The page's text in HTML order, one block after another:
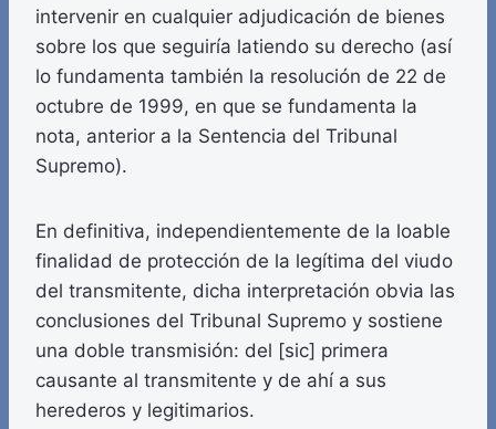
intervenir en cualquier adjudicación de bienes
sobre los que seguiría latiendo su derecho (así
lo fundamenta también la resolución de 22 de
octubre de 1999, en que se fundamenta la
nota, anterior a la Sentencia del Tribunal
Supremo).
En definitiva, independientemente de la loable
finalidad de protección de la legítima del viudo
del transmitente, dicha interpretación obvia las
conclusiones del Tribunal Supremo y sostiene
una doble transmisión: del [sic] primera
causante al transmitente y de ahí a sus
herederos y legitimarios.